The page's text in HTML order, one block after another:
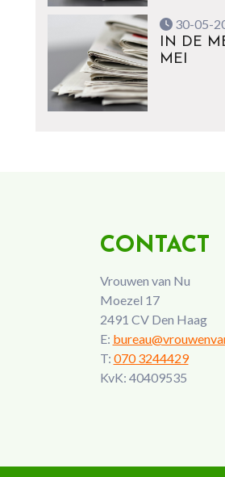
30-05-
IN DE
MEI
CONTACT
Vrouwen van Nu
Moezel 17
2491 CV Den Haag
E:
T: 070 3244429
KvK: 40409535